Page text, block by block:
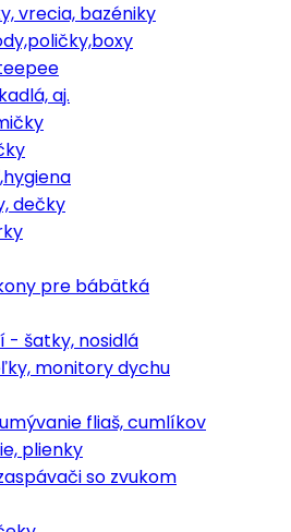
vrecia, bazéniky
aj.
dečky
pre bábätká
- šatky, nosidlá
monitory dychu
fliaš, cumlíkov
plienky
so zvukom